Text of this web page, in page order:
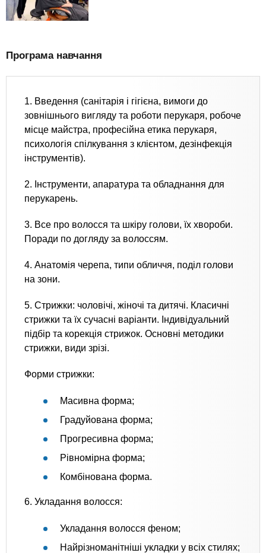
Програма навчання
1. Введення (санітарія і гігієна, вимоги до
зовнішнього вигляду та роботи перукаря, робоче
місце майстра, професійна етика перукаря,
психологія спілкування з клієнтом, дезінфекція
інструментів).
2. Інструменти, апаратура та обладнання для
перукарень.
3. Все про волосся та шкіру голови, їх хвороби.
Поради по догляду за волоссям.
4. Анатомія черепа, типи обличчя, поділ голови
на зони.
5. Стрижки: чоловічі, жіночі та дитячі. Класичні
стрижки та їх сучасні варіанти. Індивідуальний
підбір та корекція стрижок. Основні методики
стрижки, види зрізі.
Форми стрижки:
Масивна форма;
Градуйована форма;
Прогресивна форма;
Рівномірна форма;
Комбінована форма.
6. Укладання волосся:
Укладання волосся феном;
Найрізноманітніші укладки у всіх стилях;